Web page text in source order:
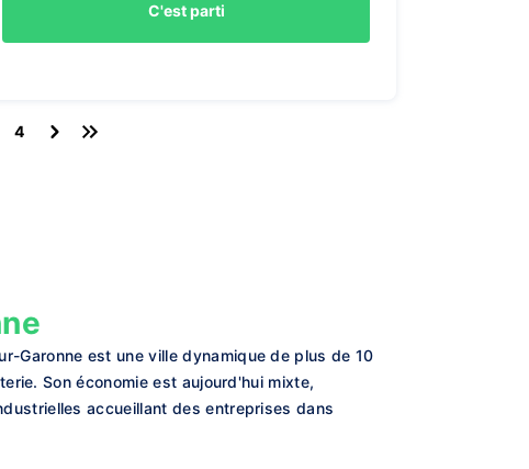
C'est parti
4
Garonne est une ville dynamique de plus de 10
Son économie est aujourd'hui mixte,
accueillant des entreprises dans